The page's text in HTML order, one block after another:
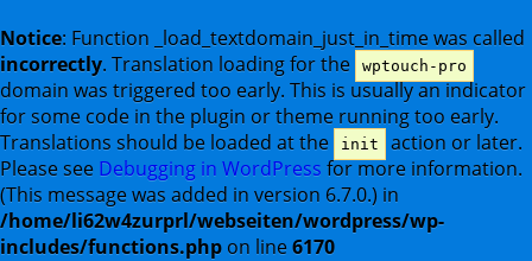
Notice: Function _load_textdomain_just_in_time was called
incorrectly. Translation loading for the wptouch-pro
domain was triggered too early. This is usually an indicator
for some code in the plugin or theme running too early.
Translations should be loaded at the
init
action or later.
Please see Debugging in WordPress for more information.
(This message was added in version 6.7.0.) in
/home/li62w4zurprl/webseiten/wordpress/wp-
includes/functions.php on line6170